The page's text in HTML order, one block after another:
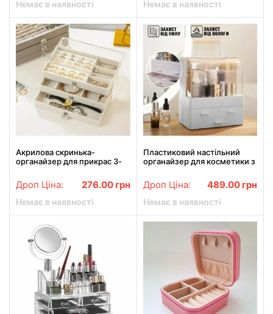
Немає в наявності Немає в наявності
Акрилова скринька-
органайзер для прикрас 3-
Дроп Ціна: 276.00 грн
Немає в наявності
Пластиковий настільний
органайзер для косметики з
Cosmetic Storage Box
22х13.5х25.5 см
Дроп Ціна: 489.00 грн
Немає в наявності